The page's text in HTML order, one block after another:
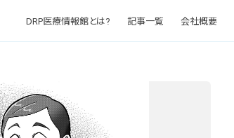
DRP医療情報館とは? 記事一覧 会社概要